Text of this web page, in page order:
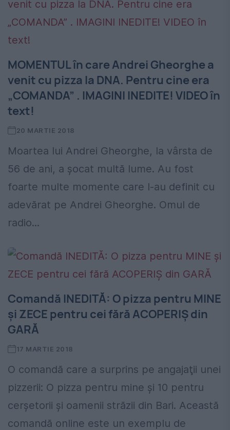
MOMENTUL în care Andrei Gheorghe a
venit cu pizza la DNA. Pentru cine era
„COMANDA” . IMAGINI INEDITE! VIDEO în
text!
20 MARTIE 2018
Moartea lui Andrei Gheorghe, la vârsta de
56 de ani, a șocat multă lume. Au fost
foarte multe momente care l-au definit cu
adevărat pe Andrei Gheorghe. Omul de
radio...
Comandă INEDITĂ: O pizza pentru MINE
şi ZECE pentru cei fără ACOPERIŞ din
GARĂ
17 MARTIE 2018
O comandă care a surprins pe angajaţii unei
pizzerii: O pizza pentru mine şi 10 pentru
cerşetorii şi oamenii străzii din Bari. Această
comandă online este un exemplu de